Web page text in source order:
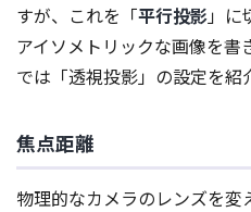
すが、これを「平行投影」に
アイソメトリックな画像を書
では「透視投影」の設定を紹
焦点距離
物理的なカメラのレンズを